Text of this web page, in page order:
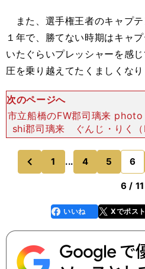
また、選手権王者のキャプ
１年で、勝てない時期はキャ
いたぐらいプレッシャーを感
圧を乗り越えてたくましくなり
次のページへ
市立船橋のFW郡司璃来
shi郡司璃来 ぐんじ・りく（
橋・千葉県／176cm、72kg）
に点が取れるし、ど
前
1 ... 4 5 6
6 / 11
faceboo
k
いいね Xでポス